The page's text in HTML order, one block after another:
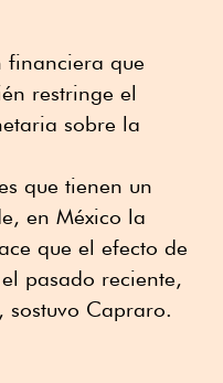
financiera que
restringe el
sobre la
que tienen un
en México la
que el efecto de
pasado reciente,
sostuvo Capraro.